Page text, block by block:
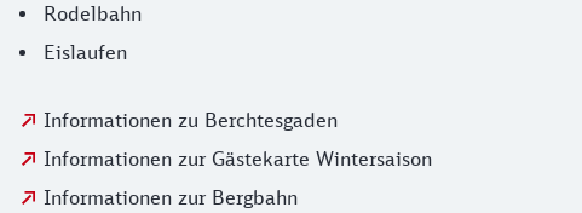
Rodelbahn
Eislaufen
Informationen zu Berchtesgaden
Informationen zur Gästekarte Wintersaison
Informationen zur Bergbahn